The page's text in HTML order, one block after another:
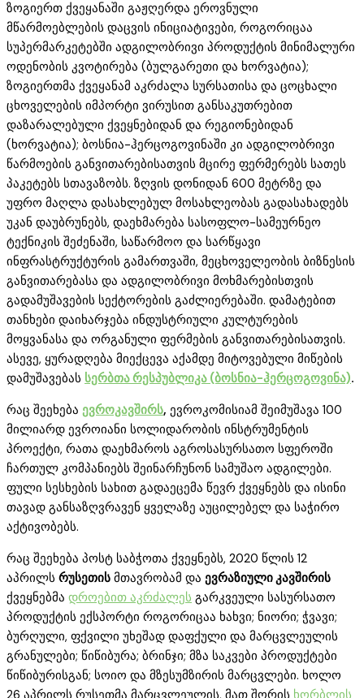
ზოგიერთ ქვეყანაში გაჟღერდა ეროვნული
მწარმოებლების დაცვის ინიციატივები, როგორიცაა
სუპერმარკეტებში ადგილობრივი პროდუქტის მინიმალური
ოდენობის კვოტირება (ბულგარეთი და ხორვატია);
ზოგიერთმა ქვეყანამ აკრძალა სურსათისა და ცოცხალი
ცხოველების იმპორტი ვირუსით განსაკუთრებით
დაზარალებული ქვეყნებიდან და რეგიონებიდან
(ხორვატია); ბოსნია-ჰერცოგოვინაში კი ადგილობრივი
წარმოების განვითარებისათვის მცირე ფერმერებს სათეს
პაკეტებს სთავაზობს. ზღვის დონიდან 600 მეტრზე და
უფრო მაღლა დასახლებულ მოსახლეობას გადასახადებს
უკან დაუბრუნებს, დაეხმარება სასოფლო-სამეურნეო
ტექნიკის შეძენაში, საწარმოო და სარწყავი
ინფრასტრუქტურის გამართვაში, მეცხოველეობის ბიზნესის
განვითარებასა და ადგილობრივი მოხმარებისთვის
გადამუშავების სექტორების გაძლიერებაში. დამატებით
თანხები დაიხარჯება ინდუსტრიული კულტურების
მოყვანასა და ორგანული ფერმების განვითარებისათვის.
ასევე, ყურადღება მიექცევა აქამდე მიტოვებული მიწების
დამუშავებას სერბთა რესპუბლიკა (ბოსნია-ჰერცოგოვინა).
რაც შეეხება ევროკავშირს, ევროკომისიამ შეიმუშავა 100
მილიარდ ევროიანი სოლიდარობის ინსტრუმენტის
პროექტი, რათა დაეხმაროს აგროსასურსათო სფეროში
ჩართულ კომპანიებს შეინარჩუნონ სამუშაო ადგილები.
ფული სესხების სახით გადაეცემა წევრ ქვეყნებს და ისინი
თავად განსაზღვრავენ ყველაზე აუცილებელ და საჭირო
აქტივობებს.
რაც შეეხება პოსტ საბჭოთა ქვეყნებს, 2020 წლის 12
აპრილს რუსეთის მთავრობამ და ევრაზიული კავშირის
ქვეყნებმა დროებით აკრძალეს გარკვეული სასურსათო
პროდუქტის ექსპორტი როგორიცაა ხახვი; ნიორი; ჭვავი;
ბურღული, ფქვილი უხეშად დაფქული და მარცვლეულის
გრანულები; წიწიბურა; ბრინჯი; მზა საკვები პროდუქტები
წიწიბურისგან; სოიო და მზესუმზირის მარცვლები. ხოლო
26 აპრილს რუსეთმა მარცვლეულის, მათ შორის ხორბლის